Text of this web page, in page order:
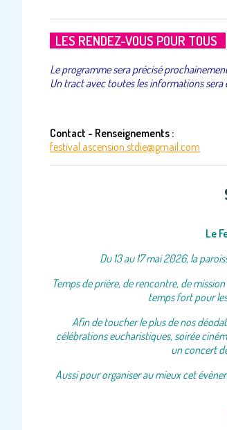
LES RENDEZ-VOUS POUR TOUS
Le programme sera précisé
Un tract avec toutes les informations sera
Contact - Renseignements :
festival.ascension.stdie@gmail.com
Le
Du 13 au 17 mai 2026, la
Temps de prière, de rencontre, de
temps fort pour
Afin de toucher le plus de nos
célébrations eucharistiques, soirée
un concert
Aussi pour organiser au mieux cet